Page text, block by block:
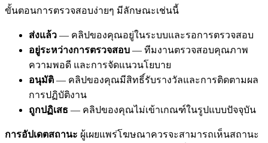
ขั้นตอนการตรวจสอบง่ายๆ มีลักษณะเช่นนี้
ส่งแล้ว — คลิปของคุณอยู่ในระบบและรอการตรวจสอบ
อยู่ระหว่างการตรวจสอบ — ทีมงานตรวจสอบคุณภาพ
ความพอดี และการจัดแนวนโยบาย
อนุมัติ — คลิปของคุณมีสิทธิ์รับรางวัลและการติดตามผล
การปฏิบัติงาน
ถูกปฏิเสธ — คลิปของคุณไม่เข้าเกณฑ์ในรูปแบบปัจจุบัน
การอัปเดตสถานะ ผู้เผยแพร่โฆษณาควรจะสามารถเห็นสถานะ